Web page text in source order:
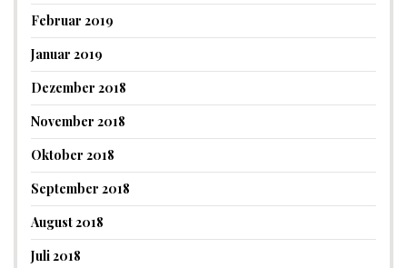
Februar 2019
Januar 2019
Dezember 2018
November 2018
Oktober 2018
September 2018
August 2018
Juli 2018